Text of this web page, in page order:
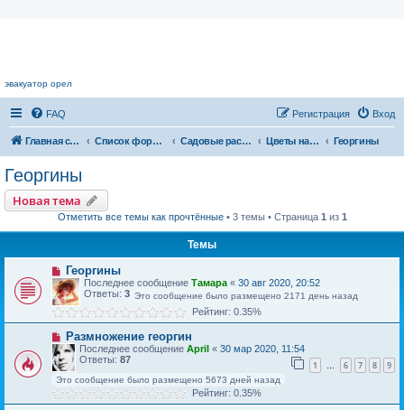
эвакуатор орел
FAQ Вход
Регистрация
Главная страница Список форумов Садовые растения Цветы нашего сада Георгины
Георгины
Новая тема
Отметить все темы как прочтённые• 3 темы • Страница 1 из 1
Темы
Георгины
Последнее сообщение Тамара « 30 авг 2020, 20:52
Ответы: 3 Это сообщение было размещено 2171 день назад
Рейтинг: 0.35%
Размножение георгин
Последнее сообщение April « 30 мар 2020, 11:54
Ответы: 87 1 … 6 7 8 9
Это сообщение было размещено 5673 дней назад
Рейтинг: 0.35%